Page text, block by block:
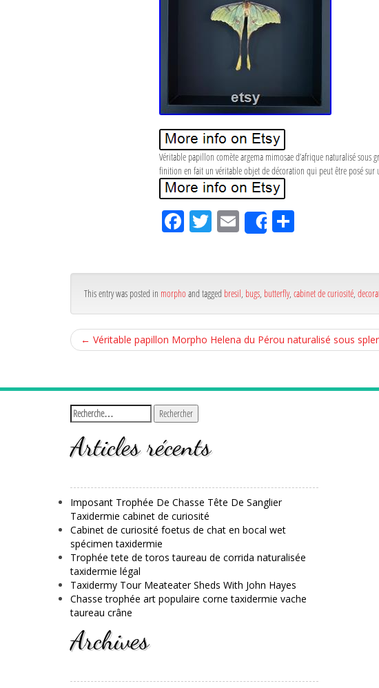
Véritable papillon comète argema mimosae d’afrique naturalisé
finition en fait un véritable objet de décoration qui peut être posé
Fa
ce
ok
Tw
itt
Em
ail
Share
Pa
r
This entry was posted in morphoand tagged bresil bugs butterfly, cabinet de curiosité
← Véritable papillon Morpho Helena du Pérou naturalisé sous
Articles récents
Imposant Trophée De Chasse Tête De Sanglier
Taxidermie cabinet de curiosité
Cabinet de curiosité foetus de chat en bocal wet
spécimen taxidermie
Trophée tete de toros taureau de corrida naturalisée
taxidermie légal
Taxidermy Tour Meateater Sheds With John Hayes
Chasse trophée art populaire corne taxidermie vache
taureau crâne
Archives